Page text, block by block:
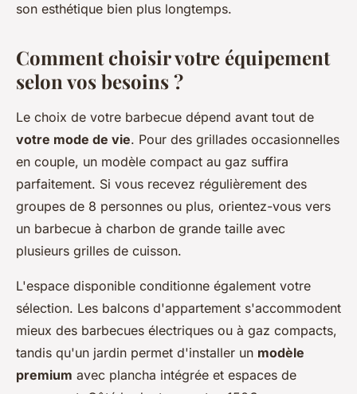
son esthétique bien plus longtemps.
Comment choisir votre équipement
selon vos besoins ?
Le choix de votre barbecue dépend avant tout de
votre mode de vie. Pour des grillades occasionnelles
en couple, un modèle compact au gaz suffira
parfaitement. Si vous recevez régulièrement des
groupes de 8 personnes ou plus, orientez-vous vers
un barbecue à charbon de grande taille avec
plusieurs grilles de cuisson.
L'espace disponible conditionne également votre
sélection. Les balcons d'appartement s'accommodent
mieux des barbecues électriques ou à gaz compacts,
tandis qu'un jardin permet d'installer un modèle
premium avec plancha intégrée et espaces de